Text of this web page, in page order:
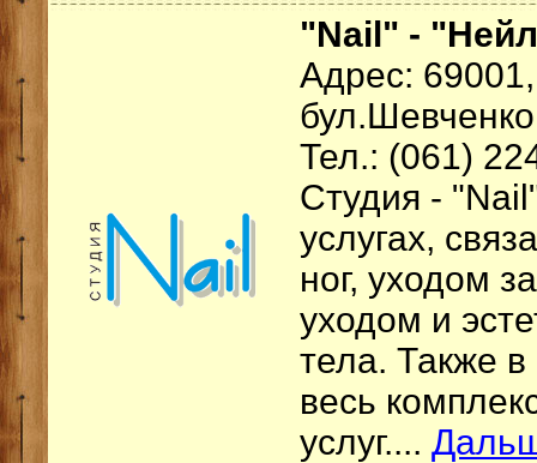
"Nail" -
Адрес:
Тел.: (061)
Студия -
услугах,
ног, уходом
уходом и
тела. Также
весь
услуг....